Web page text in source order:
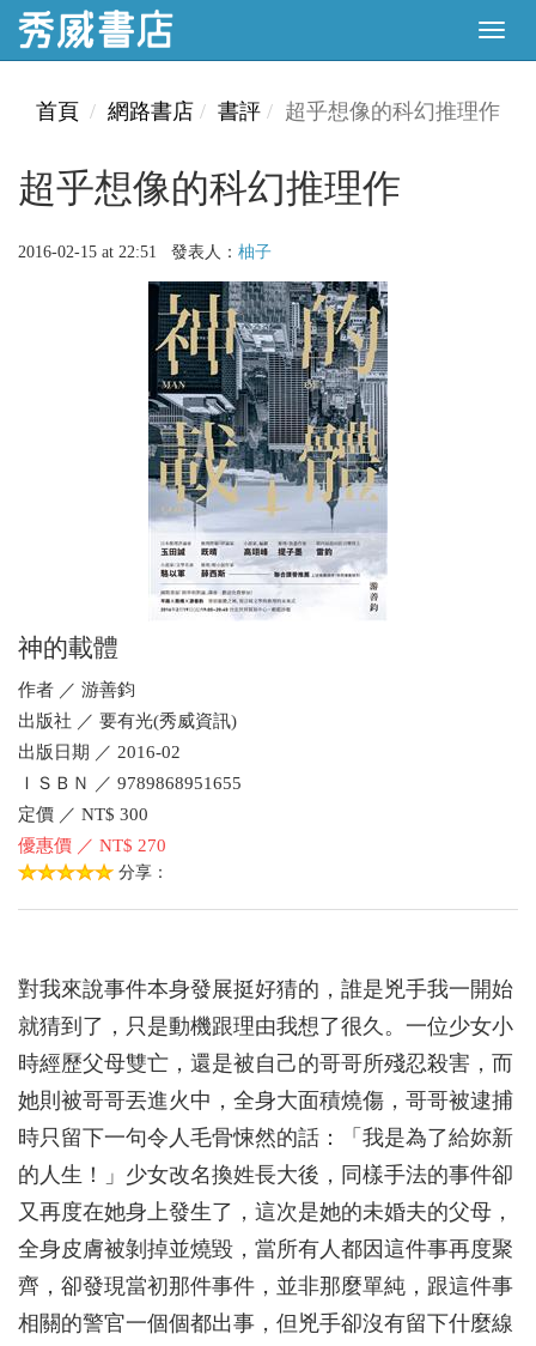
首頁 網路書店 書評 超乎想像的科幻推理作
超乎想像的科幻推理作
2016-02-15 at 22:51 發表人： 柚子
神的載體
作者 ／ 游善鈞
出版社 ／ 要有光(秀威資訊)
出版日期 ／ 2016-02
ＩＳＢＮ ／ 9789868951655
定價 ／ NT$ 300
優惠價 ／ NT$ 270
分享：
對我來說事件本身發展挺好猜的，誰是兇手我一開始
就猜到了，只是動機跟理由我想了很久。一位少女小
時經歷父母雙亡，還是被自己的哥哥所殘忍殺害，而
她則被哥哥丟進火中，全身大面積燒傷，哥哥被逮捕
時只留下一句令人毛骨悚然的話：「我是為了給妳新
的人生！」少女改名換姓長大後，同樣手法的事件卻
又再度在她身上發生了，這次是她的未婚夫的父母，
全身皮膚被剝掉並燒毀，當所有人都因這件事再度聚
齊，卻發現當初那件事件，並非那麼單純，跟這件事
相關的警官一個個都出事，但兇手卻沒有留下什麼線